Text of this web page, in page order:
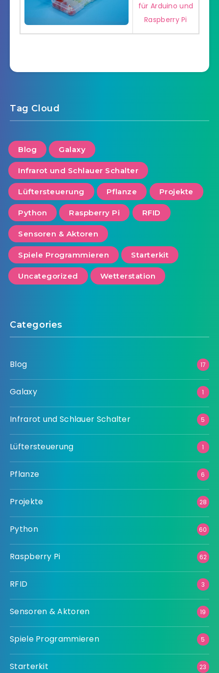
für Arduino und
Raspberry Pi
Tag Cloud
Blog Galaxy
Infrarot und Schlauer Schalter
Lüftersteuerung Pflanze Projekte
Python Raspberry Pi RFID
Sensoren & Aktoren
Spiele Programmieren Starterkit
Uncategorized Wetterstation
Categories
Blog 17
Galaxy 1
Infrarot und Schlauer Schalter 5
Lüftersteuerung 1
Pflanze 6
Projekte 28
Python 60
Raspberry Pi 62
RFID 3
Sensoren & Aktoren 19
Spiele Programmieren 5
Starterkit 23